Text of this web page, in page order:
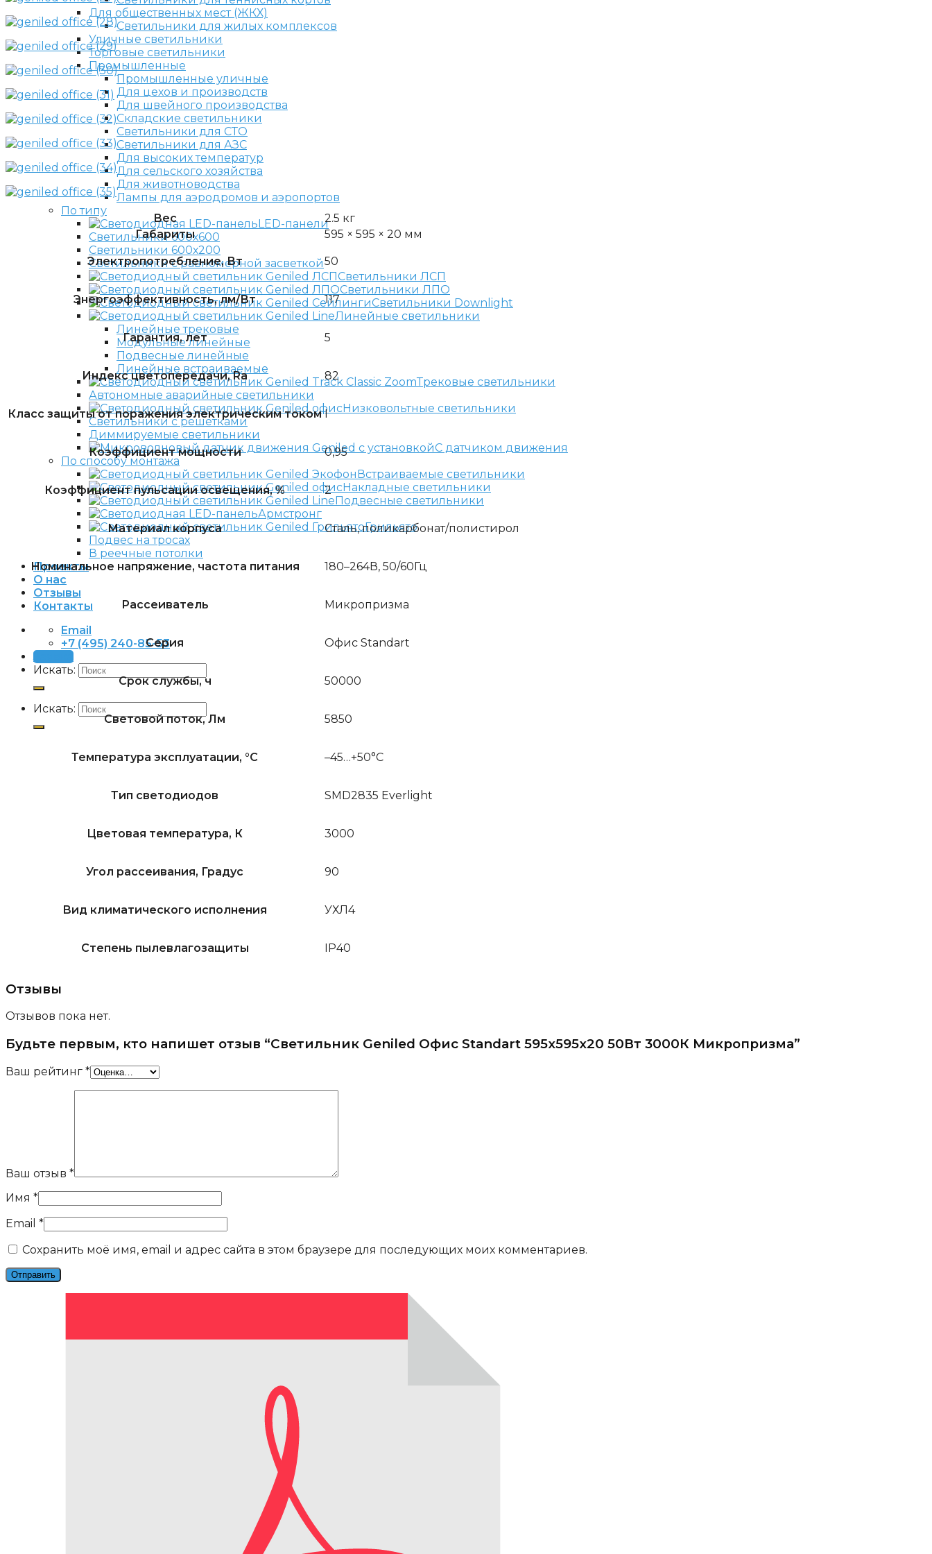
Для общественных мест (ЖКХ)
Светильники для жилых комплексов
Уличные светильники
Торговые светильники
Промышленные
Промышленные уличные
Для цехов и производств
Для швейного производства
Складские светильники
Светильники для СТО
Светильники для АЗС
Для высоких температур
Для сельского хозяйства
Для животноводства
Лампы для аэродромов и аэропортов
По типу
LED-панели
Светильники 600х600
Светильники 600х200
Светильники с равномерной засветкой
Светильники ЛСП
Светильники ЛПО
Светильники Downlight
Линейные светильники
Линейные трековые
Модульные линейные
Подвесные линейные
Линейные встраиваемые
Трековые светильники
Автономные аварийные светильники
Низковольтные светильники
Светильники с решетками
Диммируемые светильники
С датчиком движения
По способу монтажа
Встраиваемые светильники
Накладные светильники
Подвесные светильники
Армстронг
Грильято
Подвес на тросах
В реечные потолки
Проекты
О нас
Отзывы
Контакты
Email
+7 (495) 240-85-53
Заявка
Искать:
Искать:
Вес
2.5 кг
Габариты
595 × 595 × 20 мм
Электропотребление, Вт 50
Энергоэффективность, лм/Вт 117
Гарантия, лет 5
Индекс цветопередачи, Ra 82
Класс защиты от поражения электрическим током I
Коэффициент мощности 0,95
Коэффициент пульсации освещения, % 2
Материал корпуса Сталь, поликарбонат/полистирол
Номинальное напряжение, частота питания 180–264В, 50/60Гц
Рассеиватель Микропризма
Серия Офис Standart
Срок службы, ч 50000
Световой поток, Лм 5850
Температура эксплуатации, °C –45…+50°С
Тип светодиодов SMD2835 Everlight
Цветовая температура, К 3000
Угол рассеивания, Градус 90
Вид климатического исполнения УХЛ4
Степень пылевлагозащиты IP40
Отзывы
Отзывов пока нет.
Будьте первым, кто напишет отзыв “Светильник Geniled Офис Standart 595x595x20 50Вт 3000К Микропризма”
Ваш рейтинг *
Ваш отзыв *
Имя *
Email *
Сохранить моё имя, email и адрес сайта в этом браузере для последующих моих комментариев.